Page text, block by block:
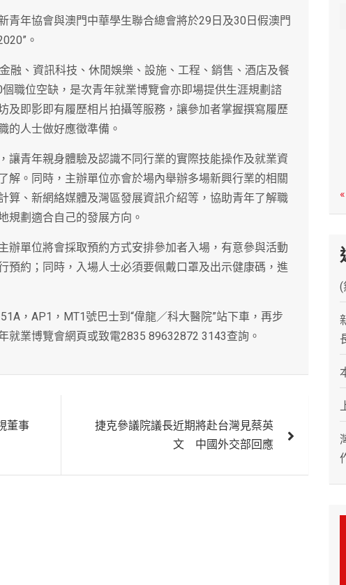
青年協會與澳門中華學生聯合總會將於29日及30日假澳門
。
融、資訊科技、休閒娛樂、設施、工程、銷售、酒店及餐
職位空缺，是次青年就業博覽會亦即場提供生涯規劃諮
及即影即有履歷相片拍攝等服務，讓參加者掌握撰寫履歷
的人士做好應徵準備。
讓青年親身體驗及認識不同行業的實際技能操作及就業資
解。同時，主辦單位亦會於場內舉辦多場新興行業的相關
算、新網絡媒體及灣區發展資訊介紹等，協助青年了解職
規劃適合自己的發展方向。
辦單位將會採取預約方式安排參加者入場，有意參與活動
預約；同時，入場人士必須要佩戴口罩及出示健康碼，進
，AP1，MT1號巴士到“偉龍／科大醫院”站下車，再步
就業博覽會網頁或致電2835 89632872 3143查詢。
董事
捷克參議院議長近期將赴台灣見蔡英
文 中國外交部回應
(